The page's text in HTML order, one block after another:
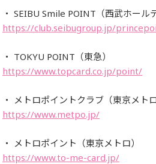
・ SEIBU Smile POINT（西武ホール
https://club.seibugroup.jp/
・ TOKYU POINT（東急）
https://www.topcard.co.jp/point/
・ メトロポイントクラブ（東京メトロ
https://www.metpo.jp/
・ メトロポイント（東京メトロ）
https://www.to-me-card.jp/